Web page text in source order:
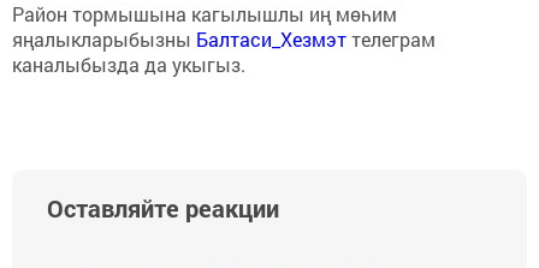
Район тормышына кагылышлы иң мөһим
яңалыкларыбызны Балтаси_Хезмэттелеграм
каналыбызда да укыгыз.
Оставляйте реакции